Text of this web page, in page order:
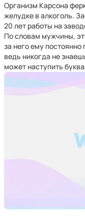
Организм Карсона
желудке в алкоголь.
20 лет работы на
По словам мужчины,
за него ему постоянно
ведь никогда не
может наступить